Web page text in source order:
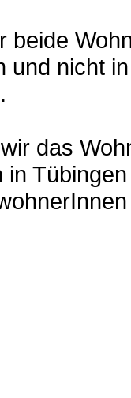
beide
und nicht
das